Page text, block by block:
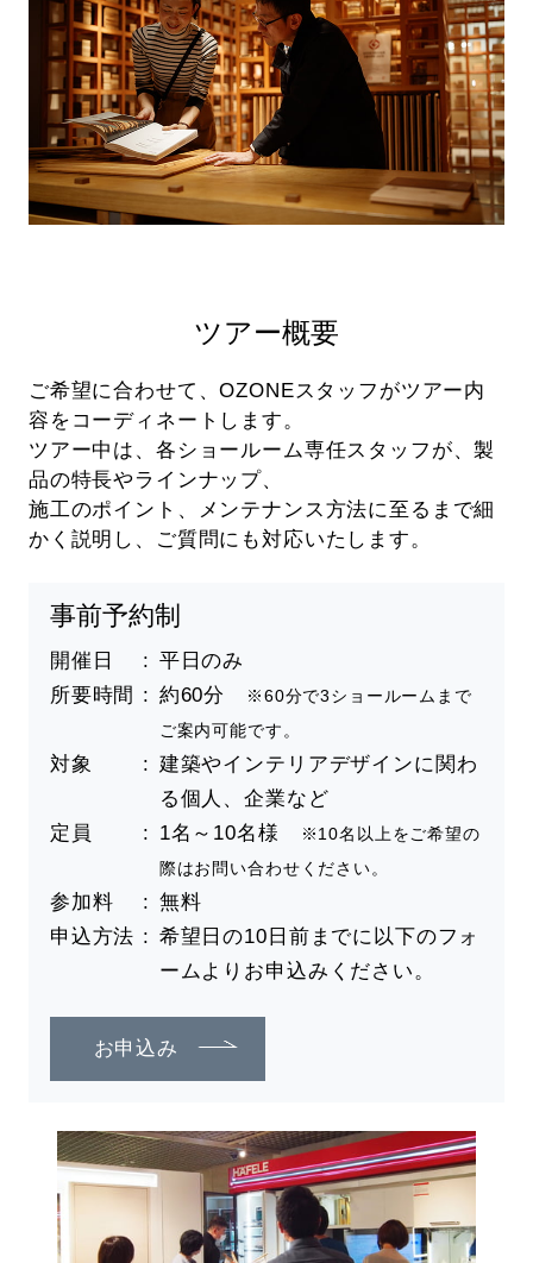
ツアー概要
ご希望に合わせて、OZONEスタッフがツアー内
容をコーディネートします。
ツアー中は、各ショールーム専任スタッフが、製
品の特長やラインナップ、
施工のポイント、メンテナンス方法に至るまで細
かく説明し、ご質問にも対応いたします。
事前予約制
開催日
平日のみ
所要時間
約60分
※60分で3ショールームまで
ご案内可能です。
対象
建築やインテリアデザインに関わ
る個人、企業など
定員
1名～10名様
※10名以上をご希望の
際はお問い合わせください。
参加料
無料
申込方法
希望日の10日前までに以下のフォ
ームよりお申込みください。
お申込み